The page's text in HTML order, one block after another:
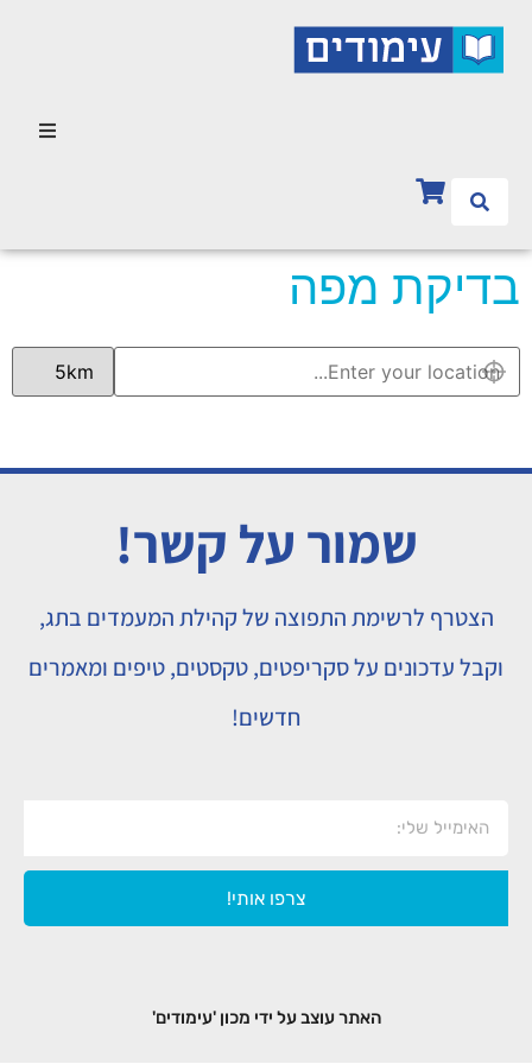
בדיקת מפה
שמור על קשר!
הצטרף לרשימת התפוצה של קהילת המעמדים בתג,
וקבל עדכונים על סקריפטים, טקסטים, טיפים ומאמרים
חדשים!
צרפו אותי!
האתר עוצב על ידי מכון 'עימודים'